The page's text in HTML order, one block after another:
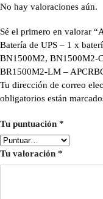
No hay valoraciones aún.
Sé el primero en valorar
Batería de UPS – 1 x
BN1500M2, BN1500M2-
BR1500M2-LM –
Tu dirección de correo
obligatorios están
Tu puntuación *
Tu valoración *